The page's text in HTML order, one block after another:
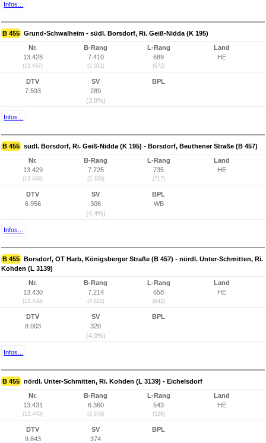
Infos...
B 455 Grund-Schwalheim - südl. Borsdorf, Ri. Geiß-Nidda (K 195)
Nr.
13.428
(13.437)
B-Rang
7.410
(5.021)
L-Rang
689
(672)
Land
HE
DTV
7.593
SV
289
(3,8%)
BPL
Infos...
B 455 südl. Borsdorf, Ri. Geiß-Nidda (K 195) - Borsdorf, Beuthener Straße (B 457)
Nr.
13.429
(13.438)
B-Rang
7.725
(5.330)
L-Rang
735
(717)
Land
HE
DTV
6.956
SV
306
(4,4%)
BPL
WB
Infos...
B 455 Borsdorf, OT Harb, Königsberger Straße (B 457) - nördl. Unter-Schmitten, Ri.
Kohden (L 3139)
Nr.
13.430
(13.439)
B-Rang
7.214
(4.825)
L-Rang
658
(642)
Land
HE
DTV
8.003
SV
320
(4,0%)
BPL
Infos...
B 455 nördl. Unter-Schmitten, Ri. Kohden (L 3139) - Eichelsdorf
Nr.
13.431
(13.440)
B-Rang
6.360
(3.976)
L-Rang
543
(528)
Land
HE
DTV
9.843
SV
374
BPL